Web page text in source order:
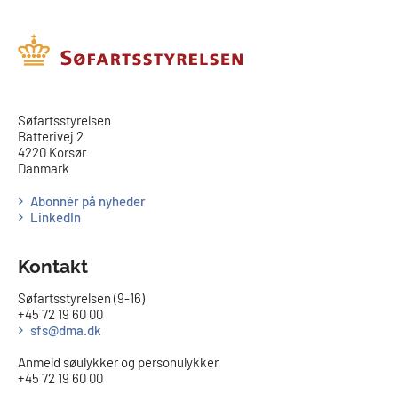
​​Søfartsstyrelsen
Batterivej 2
4220 Korsør
Danmark
Abonnér på nyheder
LinkedIn
Kontakt
Søfartsstyrelsen (9-16)
+45 72 19 60 00
sfs@dma.dk
Anmeld søulykker og personulykker
+45 72 19 60 00